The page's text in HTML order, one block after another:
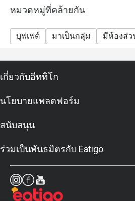
"การมีอาการแพ้อาหารบางครั้งอาจเ
ครัวของเชฟบิ๊ก"
ต้องกลับมาเยือนอีกครั้ง
เมนูแนะนำ
ไข่สองฟองในแบบที่คุณชอบ
เทศย่างและแฮชบราวน์
ซีซาร์สลัด
เบคอนกรอบ พาร์เมซานชีส และขน
สลัดควินัว
Thai Scallops, pasta station,
oysters, shrimp, clams, Thai
swimmer crab, foie gras.
- Sunday Brunch will no longer serve lobster and will
- Due to availability and food rotation, some items
listed above may not be
The buffet does not include
FAQs
Athenee Hotel offer?
A: It features an international
seafood, Asian favourites,
gourmet desserts.
หมวดหมู่ที่คล้ายกัน
บุฟเฟต์ มาเป็นกลุ่ม มีห้องส่ว
เกี่ยวกับอีททิโก
นโยบายแพลตฟอร์ม
สนับสนุน
ร่วมเป็นพันธมิตรกับ Eatigo